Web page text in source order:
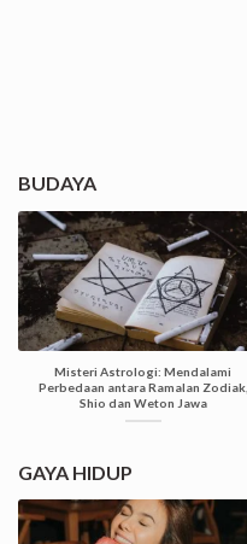
BUDAYA
Misteri Astrologi: Mendalami
Perbedaan antara Ramalan Zodiak,
Shio dan Weton Jawa
GAYA HIDUP